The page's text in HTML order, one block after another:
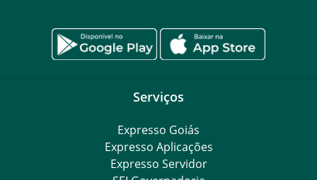
Serviços
Expresso Goiás
Expresso Aplicações
Expresso Servidor